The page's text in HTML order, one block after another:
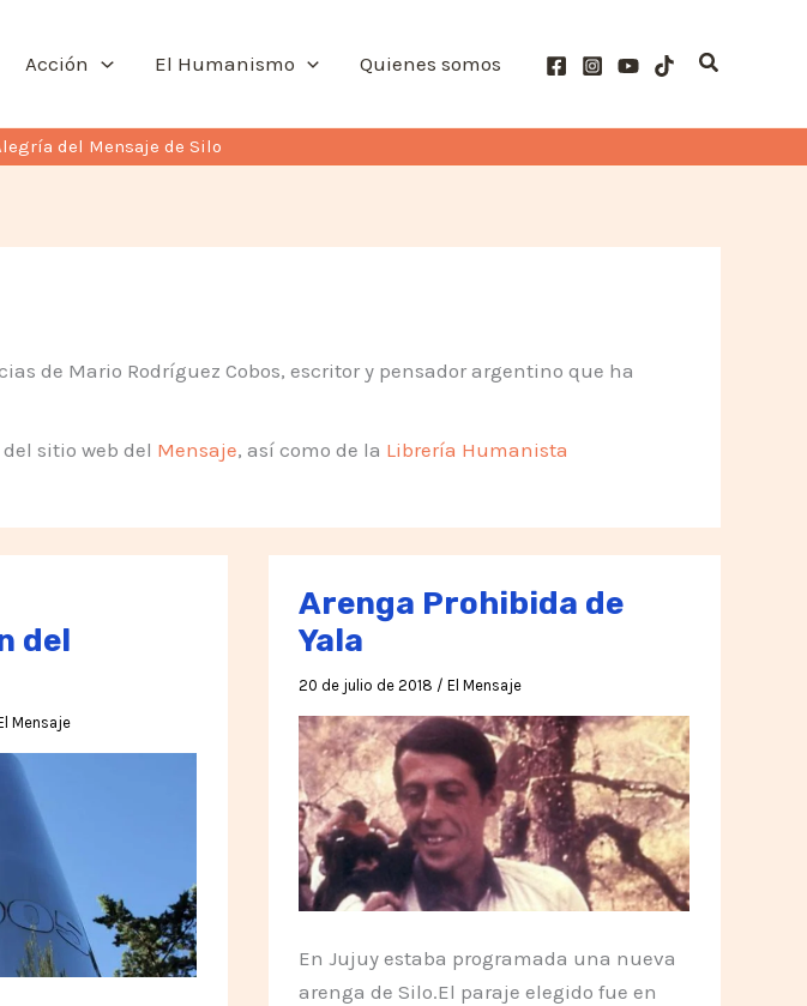
Acción El Humanismo Quienes somos Buscar
del Mensaje de Silo
de Mario Rodríguez Cobos, escritor y pensador argentino que ha
sitio web del Mensaje, así como de la Librería Humanista
del
Mensaje
Arenga Prohibida de
Yala
20 de julio de 2018 /El Mensaje
En Jujuy estaba programada una nueva
arenga de Silo.El paraje elegido fue en